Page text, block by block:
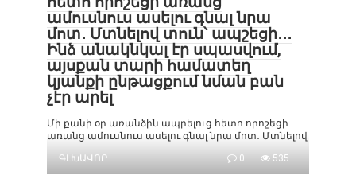
ամուսնուս ասելու գնալ նրա
մոտ․ Մտնելով տուն՝ ապշեցի․․․
Ինձ անակնկալ էր սպասվում,
այսքան տարի համատեղ
կյանքի ընթացքում նման բան
չէր արել
Մի քանի օր առանձին ապրելուց հետո որոշեցի
առանց ամուսնուս ասելու գնալ նրա մոտ․ Մտնելով
ԳԼԽԱՎՈՐ
0 535